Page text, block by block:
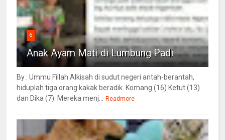
6
Anak Ayam Mati di Lumbung Padi
By : Ummu Fillah Alkisah di sudut negeri antah-berantah,
hiduplah tiga orang kakak beradik. Komang (16) Ketut (13)
dan Dika (7). Mereka menj...
Readmore